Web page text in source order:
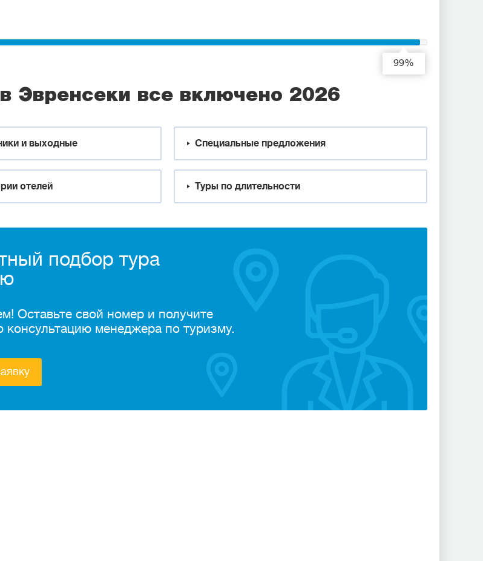
99%
в Эвренсеки все включено 2026
и выходные Специальные предложения
отелей Туры по длительности
подбор тура
Оставьте свой номер и получите
консультацию менеджера по туризму.